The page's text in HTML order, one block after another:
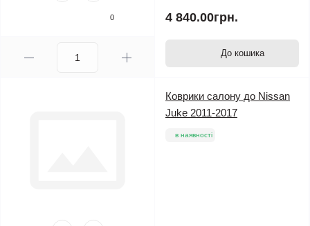
0 4 840.00грн.
До кошика
Коврики салону до Nissan
Juke 2011-2017
в наявності